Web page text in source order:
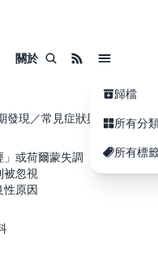
關於
歸檔
所有分
所有標
發現／常見症狀與警
或荷爾蒙失調
被忽視
性原因